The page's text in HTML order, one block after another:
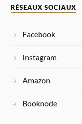
RÉSEAUX SOCIAUX
Facebook
Instagram
Amazon
Booknode